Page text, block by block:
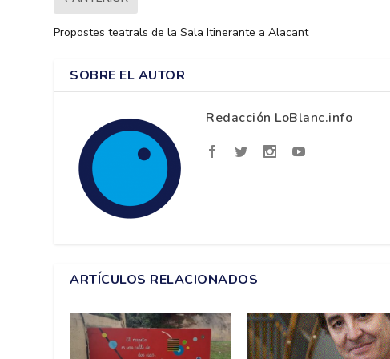
Propostes teatrals de la Sala Itinerante a Alacant
SOBRE EL AUTOR
Redacción LoBlanc.info
ARTÍCULOS RELACIONADOS